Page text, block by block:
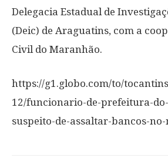
Delegacia Estadual de
(Deic) de Araguatins, com a
Civil do Maranhão.
https://g1.globo.com/to/
12/funcionario-de-prefeitura-
suspeito-de-assaltar-bancos-